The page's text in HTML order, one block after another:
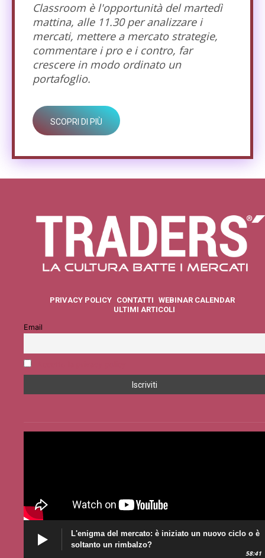
Classroom è l'opportunità del martedì
mattina, alle 11.30 per analizzare i
mercati, mettere a mercato strategie,
commentare i pro e i contro, far
crescere in modo ordinato un
portafoglio.
SCOPRI DI PIÙ
PRIVACY POLICY CONTATTI WEBINAR CALENDAR
ULTIMI ARTICOLI
Email
L'enigma del mercato: è iniziato un nuovo ciclo o è
soltanto un rimbalzo?
58:41